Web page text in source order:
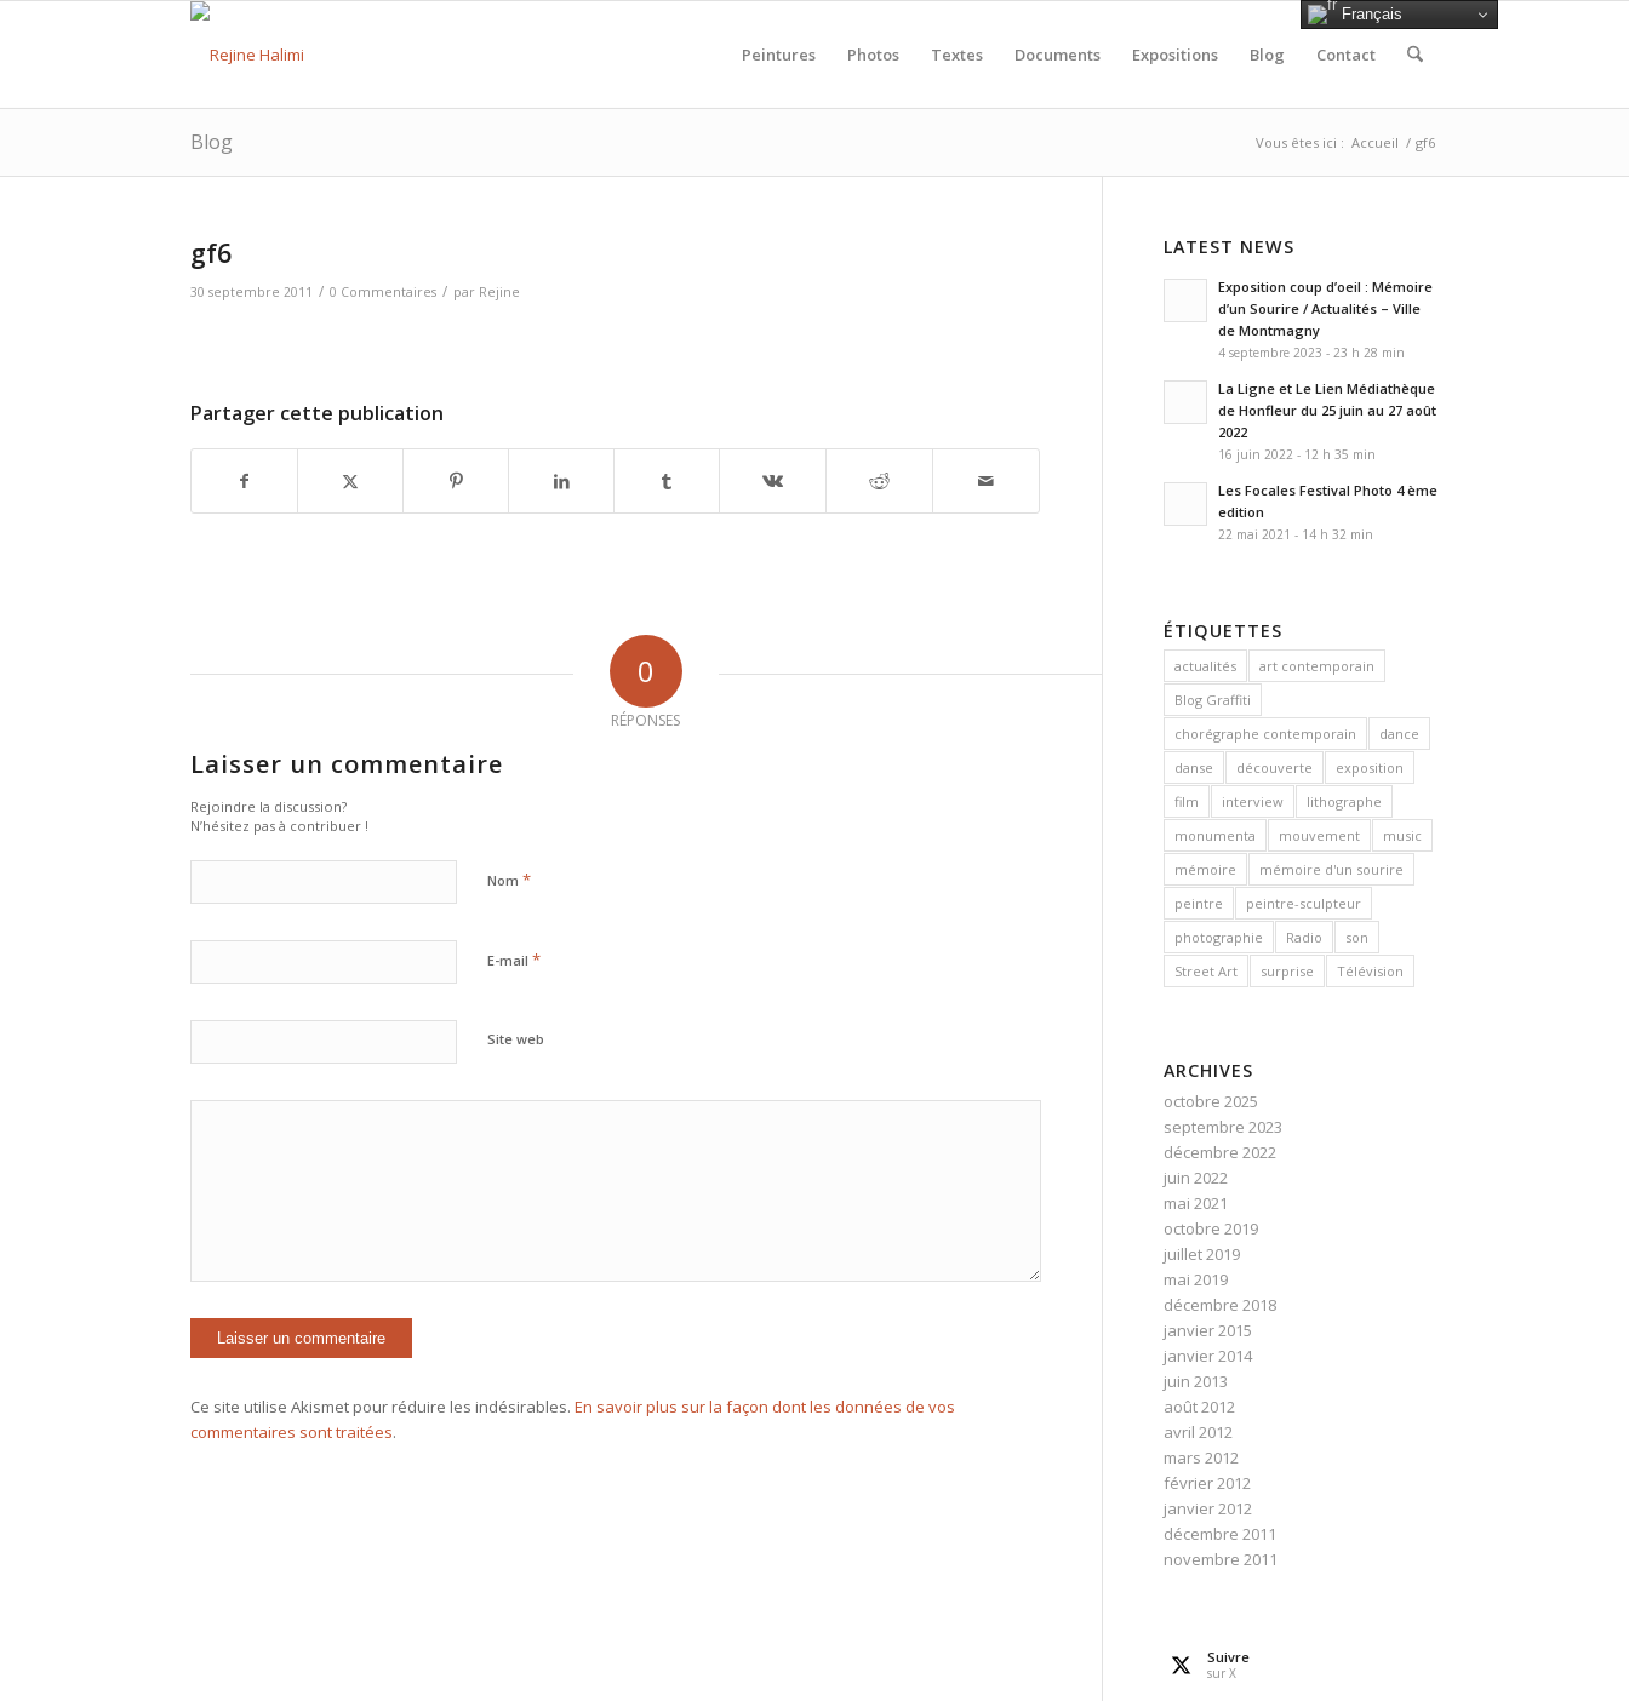
Peintures Photos Textes Documents Expositions Blog Contact
Blog Vous êtes ici : Accueil / gf6
gf6
30 septembre 2011 / 0 Commentaires / par Rejine
Partager cette publication
0
RÉPONSES
Laisser un commentaire
Rejoindre la discussion?
N’hésitez pas à contribuer !
Nom *
E-mail *
Site web
Ce site utilise Akismet pour réduire les indésirables. En savoir plus sur la façon dont les données de vos
commentaires sont traitées.
LATEST NEWS
Exposition coup d’oeil : Mémoire
d’un Sourire / Actualités – Ville
de Montmagny
4 septembre 2023 - 23 h 28 min
La Ligne et Le Lien Médiathèque
de Honfleur du 25 juin au 27 août
2022
16 juin 2022 - 12 h 35 min
Les Focales Festival Photo 4 ème
edition
22 mai 2021 - 14 h 32 min
ÉTIQUETTES
actualités
art contemporain
Blog Graffiti
chorégraphe contemporain
dance
danse
découverte
exposition
film
interview
lithographe
monumenta
mouvement
music
mémoire
mémoire d'un sourire
peintre
peintre-sculpteur
photographie
Radio
son
Street Art
surprise Télévision
ARCHIVES
octobre 2025
septembre 2023
décembre 2022
juin 2022
mai 2021
octobre 2019
juillet 2019
mai 2019
décembre 2018
janvier 2015
janvier 2014
juin 2013
août 2012
avril 2012
mars 2012
février 2012
janvier 2012
décembre 2011
novembre 2011
Suivre
sur X
Français